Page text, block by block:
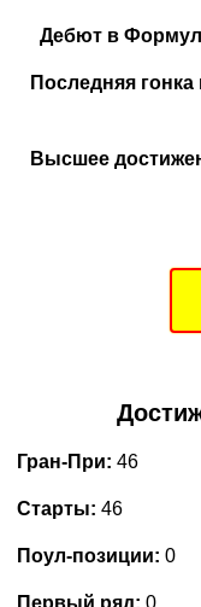
Дебют в
Последняя
Высшее
Гран-При: 46
Старты: 46
Поул-позиции: 0
Первый ряд: 0